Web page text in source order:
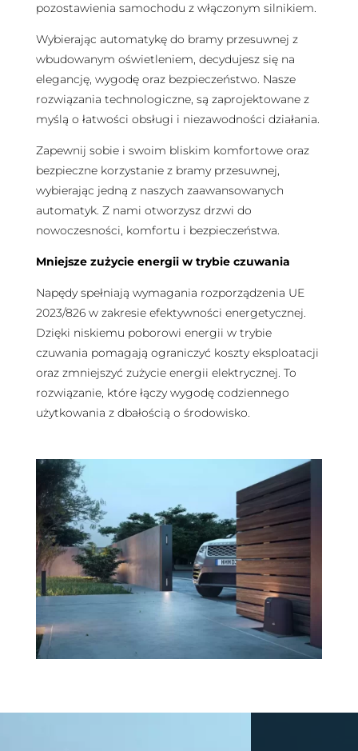
pozostawienia samochodu z włączonym silnikiem.
Wybierając automatykę do bramy przesuwnej z
wbudowanym oświetleniem, decydujesz się na
elegancję, wygodę oraz bezpieczeństwo. Nasze
rozwiązania technologiczne, są zaprojektowane z
myślą o łatwości obsługi i niezawodności działania.
Zapewnij sobie i swoim bliskim komfortowe oraz
bezpieczne korzystanie z bramy przesuwnej,
wybierając jedną z naszych zaawansowanych
automatyk. Z nami otworzysz drzwi do
nowoczesności, komfortu i bezpieczeństwa.
Mniejsze zużycie energii w trybie czuwania
Napędy spełniają wymagania rozporządzenia UE
2023/826 w zakresie efektywności energetycznej.
Dzięki niskiemu poborowi energii w trybie
czuwania pomagają ograniczyć koszty eksploatacji
oraz zmniejszyć zużycie energii elektrycznej. To
rozwiązanie, które łączy wygodę codziennego
użytkowania z dbałością o środowisko.